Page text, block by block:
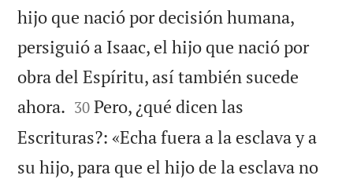
hijo que nació por decisión humana,
persiguió a Isaac, el hijo que nació por
obra del Espíritu, así también sucede
ahora. 

30 Pero, ¿qué dicen las
Escrituras?: «Echa fuera a la esclava y a
su hijo, para que el hijo de la esclava no